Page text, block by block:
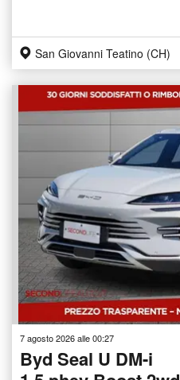
San Giovanni Teatino (CH)
7 agosto 2026 alle 00:27
Byd Seal U DM-i